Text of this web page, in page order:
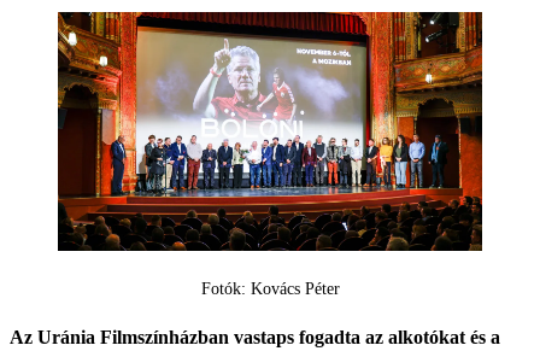
Fotók: Kovács Péter
Az Uránia Filmszínházban vastaps fogadta az alkotókat és a